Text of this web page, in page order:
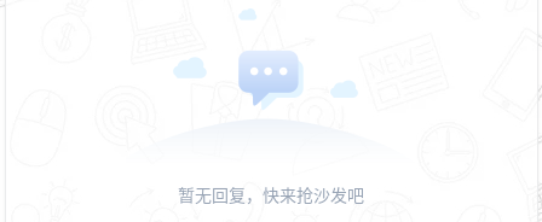
暂无回复，快来抢沙发吧